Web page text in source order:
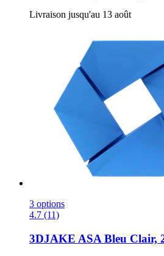
Livraison jusqu'au 13 août
3 options
4.7 (11)
3DJAKE ASA Bleu Clair,